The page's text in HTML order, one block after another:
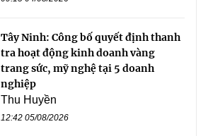
Tây Ninh: Công bố quyết định thanh
tra hoạt động kinh doanh vàng
trang sức, mỹ nghệ tại 5 doanh
nghiệp
Thu Huyền
12:42 05/08/2026